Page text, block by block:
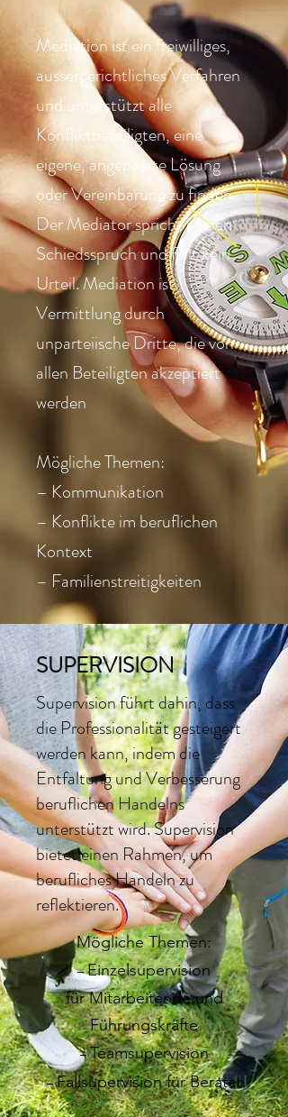
Mediation ist ein freiwilliges,
aussergerichtliches Verfahren
und unterstützt alle
Konfliktbeteiligten, eine
eigene, angepasste Lösung
oder Vereinbarung zu finden.
Der Mediator spricht keinen
Schiedsspruch und fällt kein
Urteil. Mediation ist
Vermittlung durch
unparteiische Dritte, die von
allen Beteiligten akzeptiert
werden
Mögliche Themen:
– Kommunikation
– Konflikte im beruflichen
Kontext
– Familienstreitigkeiten
SUPERVISION
Supervision führt dahin, dass
die Professionalität gesteigert
werden kann, indem die
Entfaltung und Verbesserung
beruflichen Handelns
unterstützt wird. Supervision
bietet einen Rahmen, um
berufliches Handeln zu
reflektieren.
Mögliche Themen:
–Einzelsupervision
für Mitarbeitende und
Führungskräfte
–Teamsupervision
–Fallsupervision für Berater